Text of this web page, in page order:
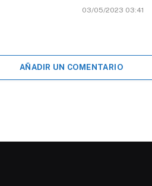
03/05/2023 03:41
AÑADIR UN COMENTARIO